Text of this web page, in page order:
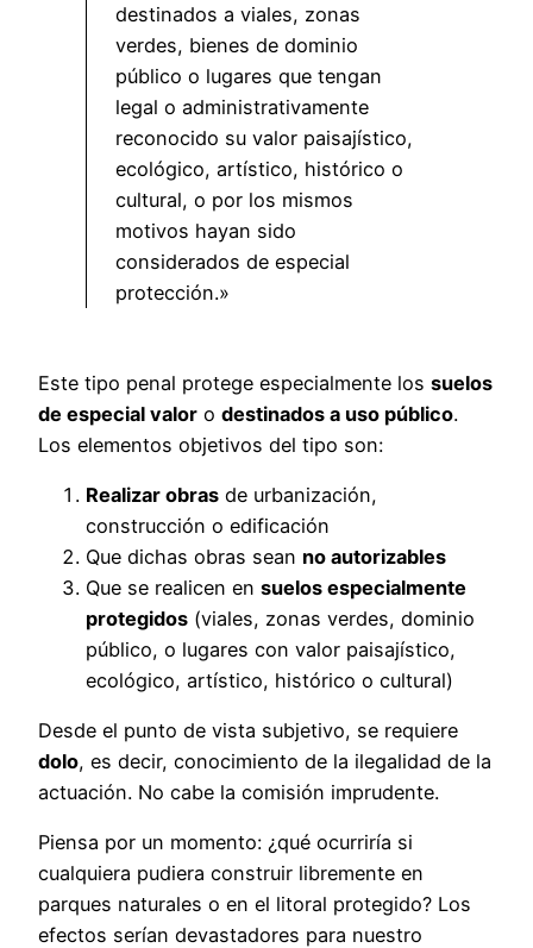
destinados a viales, zonas
verdes, bienes de dominio
público o lugares que tengan
legal o administrativamente
reconocido su valor paisajístico,
ecológico, artístico, histórico o
cultural, o por los mismos
motivos hayan sido
considerados de especial
protección.»
Este tipo penal protege especialmente los suelos
de especial valor o destinados a uso público.
Los elementos objetivos del tipo son:
Realizar obras de urbanización,
construcción o edificación
Que dichas obras sean no autorizables
Que se realicen en suelos especialmente
protegidos (viales, zonas verdes, dominio
público, o lugares con valor paisajístico,
ecológico, artístico, histórico o cultural)
Desde el punto de vista subjetivo, se requiere
dolo, es decir, conocimiento de la ilegalidad de la
actuación. No cabe la comisión imprudente.
Piensa por un momento: ¿qué ocurriría si
cualquiera pudiera construir libremente en
parques naturales o en el litoral protegido? Los
efectos serían devastadores para nuestro